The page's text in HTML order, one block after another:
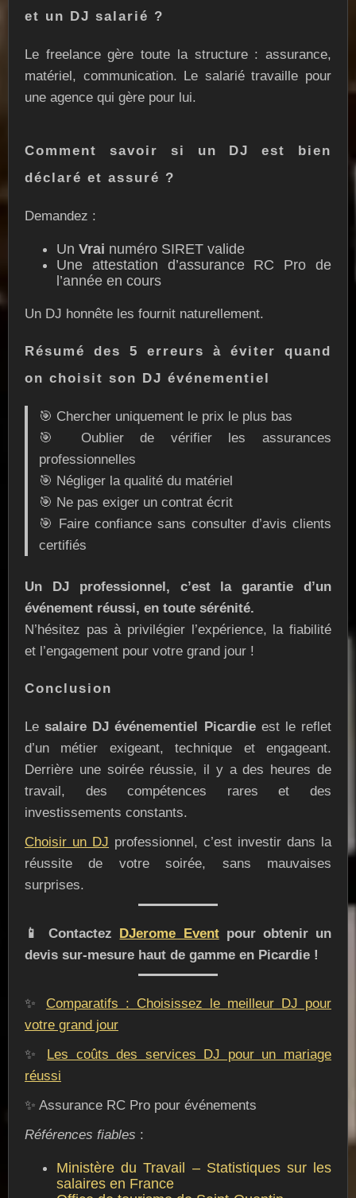
et un DJ salarié ?
Le freelance gère toute la structure : assurance,
matériel, communication. Le salarié travaille pour
une agence qui gère pour lui.
Comment savoir si un DJ est bien
déclaré et assuré ?
Demandez :
Un Vrai numéro SIRET valide
Une attestation d’assurance RC Pro de
l’année en cours
Un DJ honnête les fournit naturellement.
Résumé des 5 erreurs à éviter quand
on choisit son DJ événementiel
🎯 Chercher uniquement le prix le plus bas
🎯 Oublier de vérifier les assurances
professionnelles
🎯 Négliger la qualité du matériel
🎯 Ne pas exiger un contrat écrit
🎯 Faire confiance sans consulter d’avis clients
certifiés
Un DJ professionnel, c’est la garantie d’un
événement réussi, en toute sérénité.
N’hésitez pas à privilégier l’expérience, la fiabilité
et l’engagement pour votre grand jour !
Conclusion
Lesalaire DJ événementiel Picardieest le reflet
d’un métier exigeant, technique et engageant.
Derrière une soirée réussie, il y a des heures de
travail, des compétences rares et des
investissements constants.
Choisir un DJ professionnel, c’est investir dans la
réussite de votre soirée, sans mauvaises
surprises.
📱 Contactez DJerome Eventpour obtenir un
devis sur-mesure haut de gamme en Picardie !
✨ Comparatifs : Choisissez le meilleur DJ pour
votre grand jour
✨ Les coûts des services DJ pour un mariage
réussi
✨ Assurance RC Pro pour événements
Références fiables :
Ministère du Travail – Statistiques sur les
salaires en France